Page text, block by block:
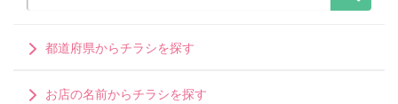
都道府県からチラシを探す
お店の名前からチラシを探す